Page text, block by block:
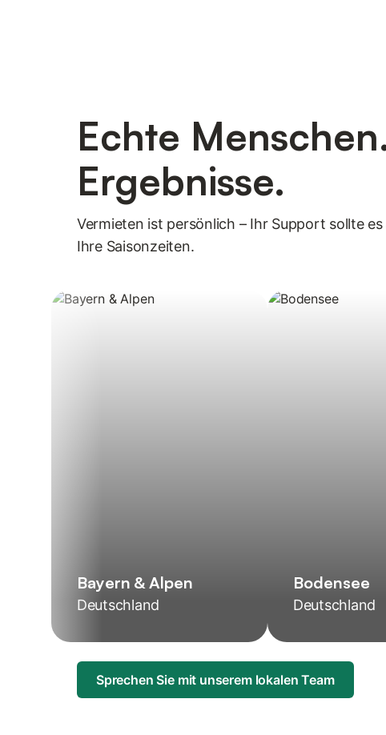
Echte
Ergebnisse.
Vermieten ist persönlich – Ihr Support sollte
Ihre Saisonzeiten.
Bayern & Alpen
Deutschland
Bodensee
Deutschland
Sprechen Sie mit unserem lokalen Team